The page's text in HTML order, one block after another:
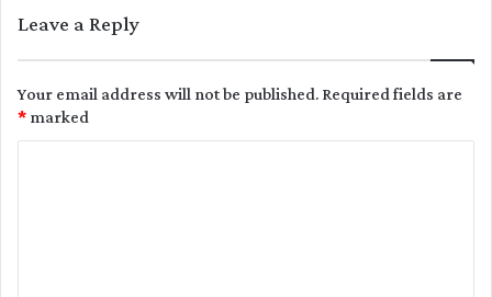
Leave a Reply
Your email address will not be published.Required fields are
marked
*